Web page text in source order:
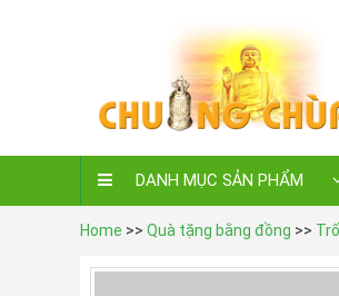
DANH MỤC SẢN PHẨM
Home >> Quà tặng bằng đồng >>